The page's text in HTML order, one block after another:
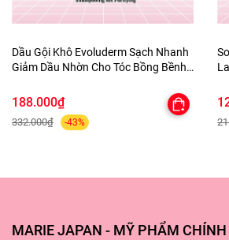
Dầu Gội Khô Evoluderm Sạch Nhanh
Giảm Dầu Nhờn Cho Tóc Bồng Bềnh
188.000₫
332.000₫ -43%
MARIE JAPAN - MỸ PHẨM CHÍNH